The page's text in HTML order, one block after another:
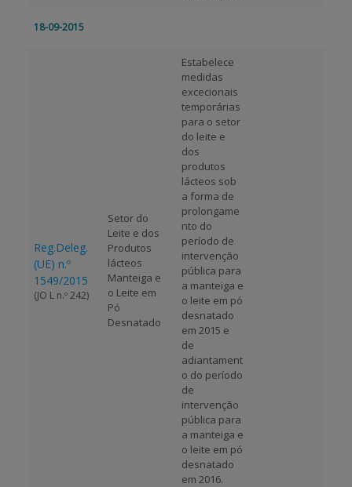
18-09-2015
Reg.Deleg.
(UE) n.º
1549/2015
(JO L n.º 242)
Setor do
Leite e dos
Produtos
lácteos
Manteiga e
o Leite em
Pó
Desnatado
Estabelece
medidas
excecionais
temporárias
para o setor
do leite e
dos
produtos
lácteos sob
a forma de
prolongame
nto do
período de
intervenção
pública para
a manteiga e
o leite em pó
desnatado
em 2015 e
de
adiantament
o do período
de
intervenção
pública para
a manteiga e
o leite em pó
desnatado
em 2016.